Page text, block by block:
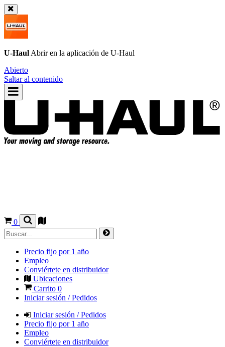
U-Haul Abrir en la aplicación de U-Haul
Abierto
Saltar al contenido
0
Precio fijo por 1 año
Empleo
Conviértete en distribuidor
Ubicaciones
Carrito 0
Iniciar sesión / Pedidos
Iniciar sesión / Pedidos
Precio fijo por 1 año
Empleo
Conviértete en distribuidor